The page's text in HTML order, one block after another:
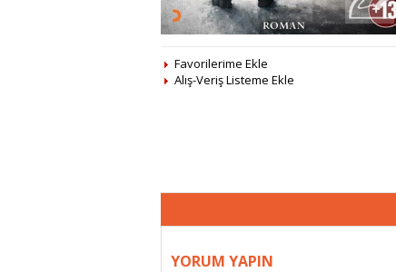
Favorilerime Ekle
Alış-Veriş Listeme Ekle
YORUM YAPIN